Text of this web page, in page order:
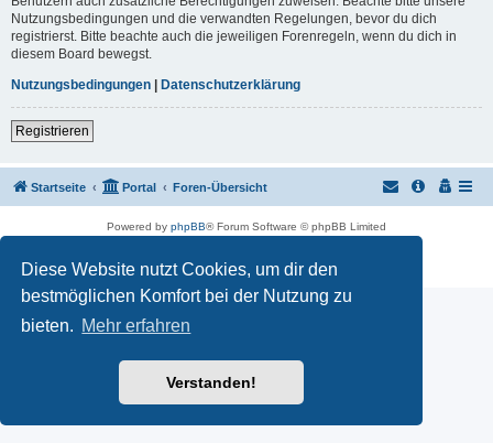
Diese Website nutzt Cookies, um dir den
bestmöglichen Komfort bei der Nutzung zu
bieten. Mehr erfahren
Verstanden!
Nutzungsbedingungen und die verwandten Regelungen, bevor du dich
registrierst. Bitte beachte auch die jeweiligen Forenregeln, wenn du dich in
diesem Board bewegst.
Nutzungsbedingungen | Datenschutzerklärung
Registrieren
Startseite Portal Foren-Übersicht
Powered by phpBB® Forum Software © phpBB Limited
Datenschutz|Nutzungsbedingungen